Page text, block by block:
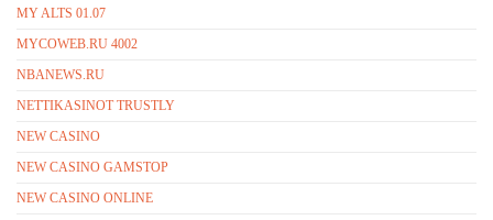
MY ALTS 01.07
MYCOWEB.RU 4002
NBANEWS.RU
NETTIKASINOT TRUSTLY
NEW CASINO
NEW CASINO GAMSTOP
NEW CASINO ONLINE